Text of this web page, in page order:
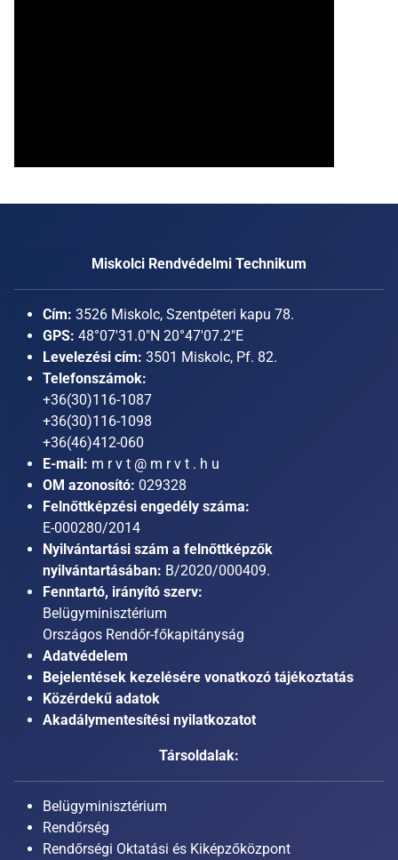
Miskolci Rendvédelmi Technikum
Cím: 3526 Miskolc, Szentpéteri kapu 78.
GPS: 48°07'31.0"N 20°47'07.2"E
Levelezési cím: 3501 Miskolc, Pf. 82.
Telefonszámok:
+36(30)116-1087
+36(30)116-1098
+36(46)412-060
E-mail: m r v t @ m r v t . h u
OM azonosító: 029328
Felnőttképzési engedély száma:
E-000280/2014
Nyilvántartási szám a felnőttképzők
nyilvántartásában: B/2020/000409.
Fenntartó, irányító szerv:
Belügyminisztérium
Országos Rendőr-főkapitányság
Adatvédelem
Bejelentések kezelésére vonatkozó tájékoztatás
Közérdekű adatok
Akadálymentesítési nyilatkozatot
Társoldalak:
Belügyminisztérium
Rendőrség
Rendőrségi Oktatási és Kiképzőközpont